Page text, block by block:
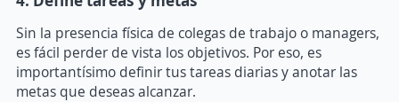
Sin la presencia física de colegas de trabajo o managers,
es fácil perder de vista los objetivos. Por eso, es
importantísimo definir tus tareas diarias y anotar las
metas que deseas alcanzar.